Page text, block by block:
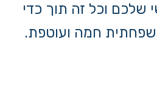
שלכם וכל זה תוך כדי
חמה ועוטפת.